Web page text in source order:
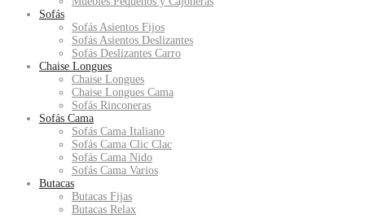
Sofás
Sofás Asientos Fijos
Sofás Asientos Deslizantes
Sofás Deslizantes Carro
Chaise Longues
Chaise Longues
Chaise Longues Cama
Sofás Rinconeras
Sofás Cama
Sofás Cama Italiano
Sofás Cama Clic Clac
Sofás Cama Nido
Sofás Cama Varios
Butacas
Butacas Fijas
Butacas Relax